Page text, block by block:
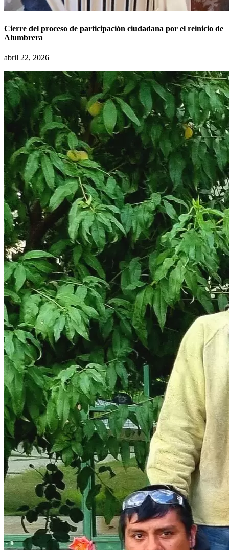
Cierre del proceso de participación ciudadana por el reinicio de
Alumbrera
abril 22, 2026